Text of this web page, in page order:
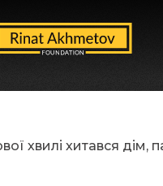
хвилі хитався дім,